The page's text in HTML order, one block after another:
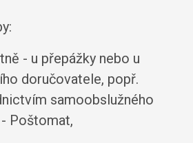
- u přepážky nebo u
doručovatele, popř.
samoobslužného
Poštomat,